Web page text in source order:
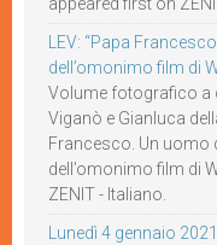
appeared first on
LEV: “Papa
dell’omonimo film di
Volume fotografico a
Viganò e Gianluca
Francesco. Un uomo
dell’omonimo film di
ZENIT - Italiano.
Lunedì 4 gennaio